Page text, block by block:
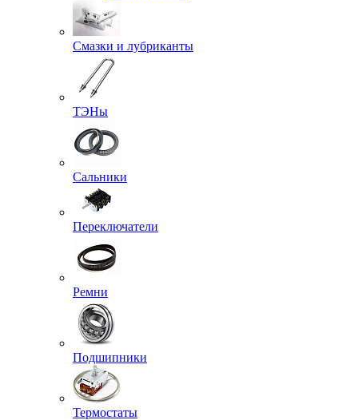
Смазки и лубриканты
ТЭНы
Сальники
Переключатели
Ремни
Подшипники
Термостаты